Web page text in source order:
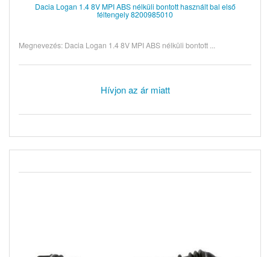
Dacia Logan 1.4 8V MPI ABS nélküli bontott használt bal első
féltengely 8200985010
Megnevezés: Dacia Logan 1.4 8V MPI ABS nélküli bontott ...
Hívjon az ár miatt